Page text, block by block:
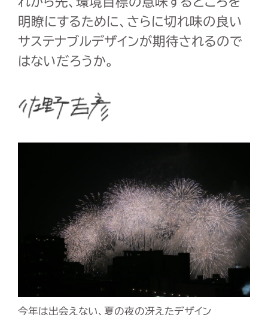
明瞭にするために、さらに切れ味の良い
サステナブルデザインが期待されるので
はないだろうか。
今年は出会えない、夏の夜の冴えたデザイン